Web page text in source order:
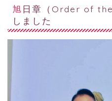
旭日章（Order of the Rising Sun）を受章
しました